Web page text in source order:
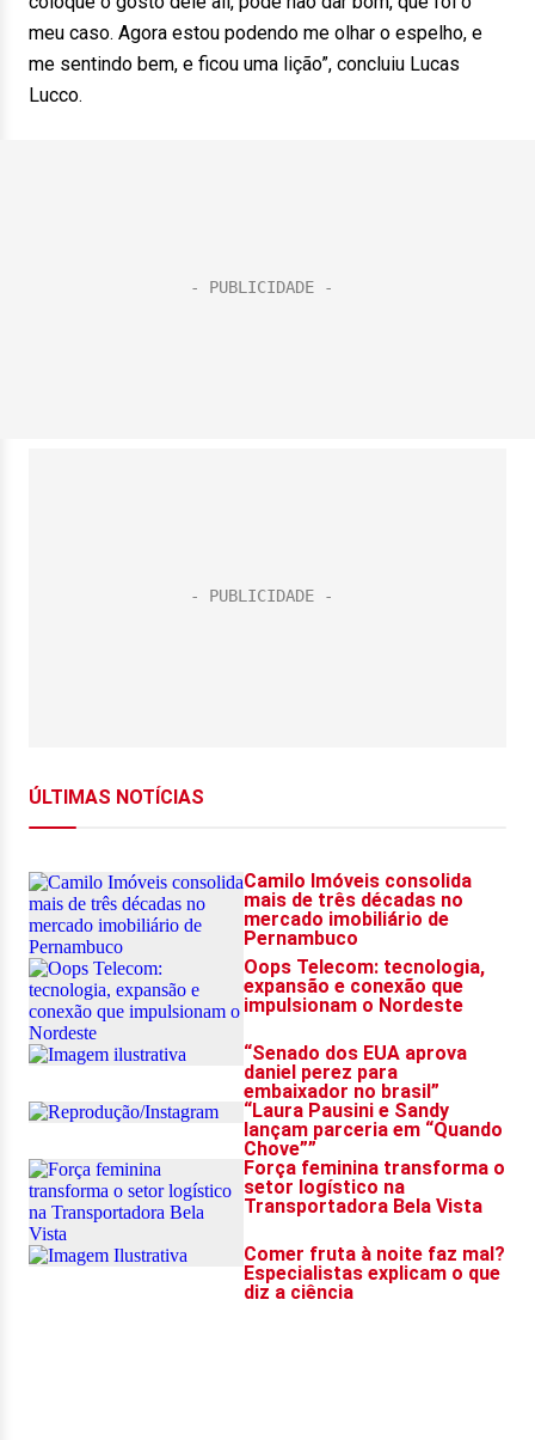
meu caso. Agora estou podendo me olhar o espelho, e
me sentindo bem, e ficou uma lição”, concluiu Lucas
Lucco.